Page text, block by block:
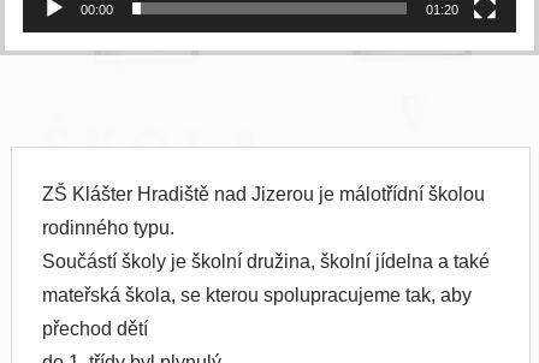
00:00 01:20
ZŠ Klášter Hradiště nad Jizerou je málotřídní školou
rodinného typu.
Součástí školy je školní družina, školní jídelna a také
mateřská škola, se kterou spolupracujeme tak, aby
přechod dětí